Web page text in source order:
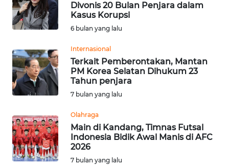
Divonis 20 Bulan Penjara dalam
Kasus Korupsi
6 bulan yang lalu
Internasional
Terkait Pemberontakan, Mantan
PM Korea Selatan Dihukum 23
Tahun penjara
7 bulan yang lalu
Olahraga
Main di Kandang, Timnas Futsal
Indonesia Bidik Awal Manis di AFC
2026
7 bulan yang lalu
NTB
SULTENG
WN
SULBAR
BABEL
WN
SUMBAR